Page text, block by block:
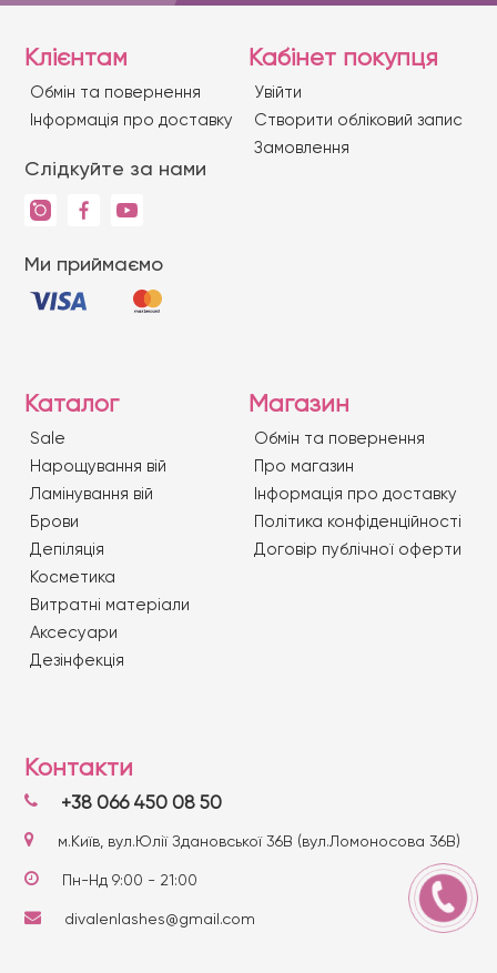
Клієнтам
Обмін та повернення
Iнформація про доставку
Слідкуйте за нами
Ми приймаємо
Кабінет покупця
Увійти
Створити обліковий запис
Замовлення
Каталог
Sale
Нарощування вій
Ламінування вій
Брови
Депіляція
Косметика
Витратні матеріали
Аксесуари
Дезінфекція
Магазин
Обмін та повернення
Про магазин
Iнформація про доставку
Політика конфіденційності
Договір публічної оферти
Контакти
+38 066 450 08 50
м.Київ, вул.Юлії Здановської 36В (вул.Ломоносова 36В)
Пн-Нд 9:00 - 21:00
divalenlashes@gmail.com